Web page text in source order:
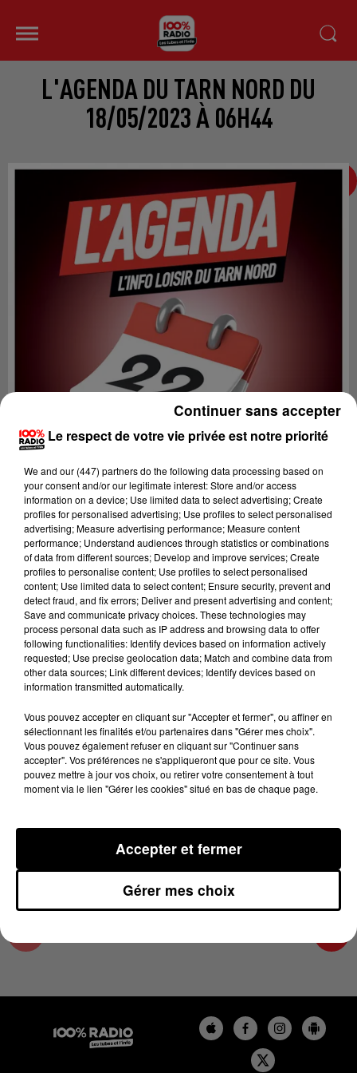
L'AGENDA DU TARN NORD DU
18/05/2023 À 06H44
Lecture (1 min 14 sec)
100%
L'agenda du Tarn nord
18 mai 2023 - 1 min 14 sec
L'AGENDA DU TARN NORD DU 18/05/2023 À
06H44
L'AGENDA DU TARN NORD
Le respect de votre vie privée est notre priorité
We and our (447) partnersdo the following data processing based on
your consent and/or our legitimate interest: Store and/or access
information on a device; Use limited data to select advertising; Create
profiles for personalised advertising; Use profiles to select personalised
advertising; Measure advertising performance; Measure content
performance; Understand audiences through statistics or combinations
of data from different sources; Develop and improve services; Create
profiles to personalise content; Use profiles to select personalised
content; Use limited data to select content; Ensure security, prevent and
detect fraud, and fix errors; Deliver and present advertising and content;
Save and communicate privacy choices. These technologies may
process personal data such as IP address and browsing data to offer
following functionalities: Identify devices based on information actively
requested; Use precise geolocation data; Match and combine data from
other data sources; Link different devices; Identify devices based on
information transmitted automatically.
Vous pouvez accepter en cliquant sur "Accepter et fermer", ou affiner en
sélectionnant les finalités et/ou partenaires dans "Gérer mes choix".
Vous pouvez également refuser en cliquant sur "Continuer sans
accepter". Vos préférences ne s'appliqueront que pour ce site. Vous
pouvez mettre à jour vos choix, ou retirer votre consentement à tout
moment via le lien "Gérer les cookies" situé en bas de chaque page.
Gérer mes choix
Accepter et fermer
Continuer sans accepter